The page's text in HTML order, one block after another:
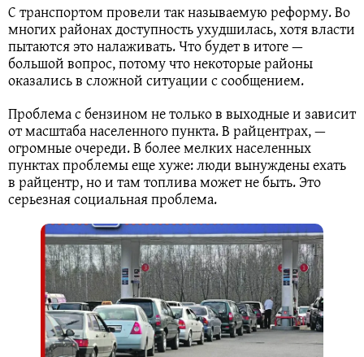
С транспортом провели так называемую реформу. Во
многих районах доступность ухудшилась, хотя власти
пытаются это налаживать. Что будет в итоге —
большой вопрос, потому что некоторые районы
оказались в сложной ситуации с сообщением.
Проблема с бензином не только в выходные и зависит
от масштаба населенного пункта. В райцентрах, —
огромные очереди. В более мелких населенных
пунктах проблемы еще хуже: люди вынуждены ехать
в райцентр, но и там топлива может не быть. Это
серьезная социальная проблема.